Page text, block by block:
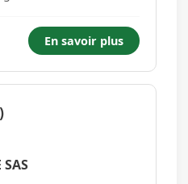
prospection afin de
serez
des com...
En savoir plus
SAS